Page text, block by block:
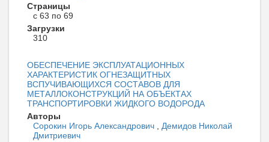
Страницы
с 63 по 69
Загрузки
310
ОБЕСПЕЧЕНИЕ ЭКСПЛУАТАЦИОННЫХ
ХАРАКТЕРИСТИК ОГНЕЗАЩИТНЫХ
ВСПУЧИВАЮЩИХСЯ СОСТАВОВ ДЛЯ
МЕТАЛЛОКОНСТРУКЦИЙ НА ОБЪЕКТАХ
ТРАНСПОРТИРОВКИ ЖИДКОГО ВОДОРОДА
Авторы
Сорокин Игорь Александрович
Демидов Николай
Дмитриевич